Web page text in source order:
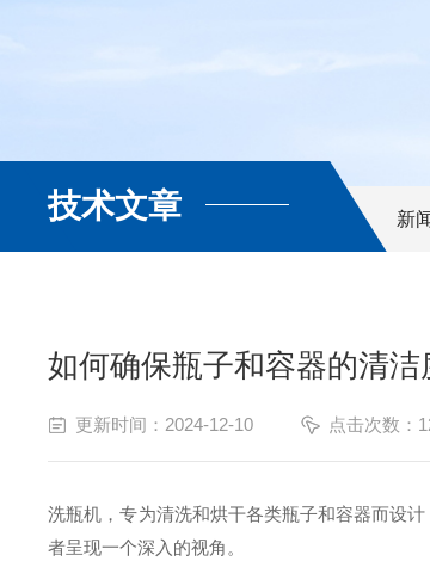
技术文章 新
如何确保瓶子和容器的清洁
更新时间：2024-12-10 点击次数：
洗瓶机，专为清洗和烘干各类瓶子和容器而设
者呈现一个深入的视角。